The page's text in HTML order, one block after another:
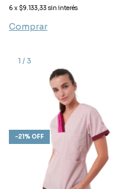
6 x $9.133,33 sin interés
Comprar
1 / 3
-21% OFF